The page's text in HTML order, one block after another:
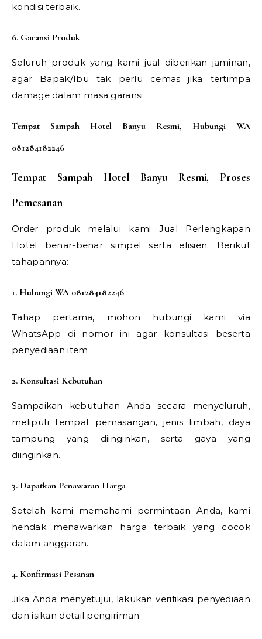
kondisi terbaik.
6. Garansi Produk
Seluruh produk yang kami jual diberikan jaminan,
agar Bapak/Ibu tak perlu cemas jika tertimpa
damage dalam masa garansi.
Tempat Sampah Hotel Banyu Resmi, Hubungi WA
081284182246
Tempat Sampah Hotel Banyu Resmi, Proses
Pemesanan
Order produk melalui kami Jual Perlengkapan
Hotel benar-benar simpel serta efisien. Berikut
tahapannya:
1. Hubungi WA 081284182246
Tahap pertama, mohon hubungi kami via
WhatsApp di nomor ini agar konsultasi beserta
penyediaan item.
2. Konsultasi Kebutuhan
Sampaikan kebutuhan Anda secara menyeluruh,
meliputi tempat pemasangan, jenis limbah, daya
tampung yang diinginkan, serta gaya yang
diinginkan.
3. Dapatkan Penawaran Harga
Setelah kami memahami permintaan Anda, kami
hendak menawarkan harga terbaik yang cocok
dalam anggaran.
4. Konfirmasi Pesanan
Jika Anda menyetujui, lakukan verifikasi penyediaan
dan isikan detail pengiriman.